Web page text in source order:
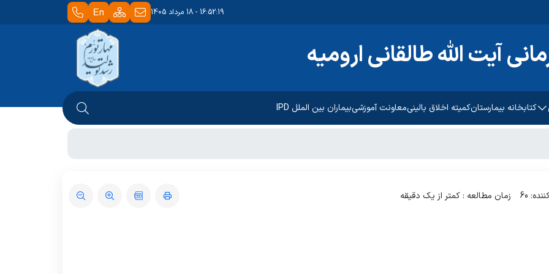
16:52:19 - 18 مرداد 1405
آیت الله طالقانی ارومیه
فرهنگی
کتابخانه بیمارستانکمیته اخلاق بالینیمعاونت آموزشیبیماران بین الملل IPD
60 زمان مطالعه : کمتر از یک دقیقه